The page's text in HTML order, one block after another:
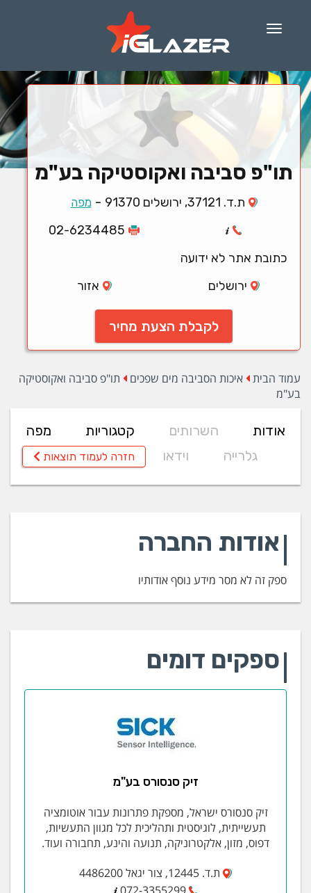
Menu
תו"פ סביבה ואקוסטיקה בע"מ
ת.ד. 37121, ירושלים 91370 -מפה
02-6234485
כתובת אתר לא ידועה
ירושלים
אזור
לקבלת הצעת מחיר
עמוד הבית איכות הסביבה מים שפכים
תו"פ סביבה ואקוסטיקה
בע"מ
אודות השרותים קטגוריות
מפה
גלרייה
וידאו חזרה לעמוד תוצאות
אודות החברה
ספק זה לא מסר מידע נוסף אודותיו
ספקים דומים
זיק סנסורס בע"מ
זיק סנסורס ישראל, מספקת פתרונות עבור אוטומציה
תעשייתית, לוגיסטית ותהליכית לכל מגוון התעשיות,
דפוס, מזון, אלקטרוניקה, תנועה והינע, תחבורה ועוד.
ת.ד. 12445, צור יגאל 4486200
072-3355299